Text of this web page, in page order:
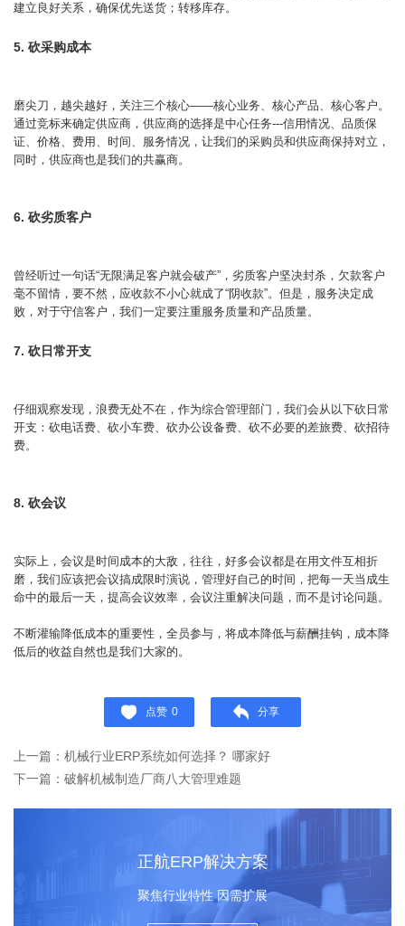
建立良好关系，确保优先送货；转移库存。
5. 砍采购成本
磨尖刀，越尖越好，关注三个核心——核心业务、核心产品、核心客户。
通过竞标来确定供应商，供应商的选择是中心任务---信用情况、品质保
证、价格、费用、时间、服务情况，让我们的采购员和供应商保持对立，
同时，供应商也是我们的共赢商。
6. 砍劣质客户
曾经听过一句话“无限满足客户就会破产”，劣质客户坚决封杀，欠款客户
毫不留情，要不然，应收款不小心就成了“阴收款”。但是，服务决定成
败，对于守信客户，我们一定要注重服务质量和产品质量。
7. 砍日常开支
仔细观察发现，浪费无处不在，作为综合管理部门，我们会从以下砍日常
开支：砍电话费、砍小车费、砍办公设备费、砍不必要的差旅费、砍招待
费。
8. 砍会议
实际上，会议是时间成本的大敌，往往，好多会议都是在用文件互相折
磨，我们应该把会议搞成限时演说，管理好自己的时间，把每一天当成生
命中的最后一天，提高会议效率，会议注重解决问题，而不是讨论问题。
不断灌输降低成本的重要性，全员参与，将成本降低与薪酬挂钩，成本降
低后的收益自然也是我们大家的。
点赞 0 分享
上一篇：机械行业ERP系统如何选择？ 哪家好
下一篇：破解机械制造厂商八大管理难题
正航ERP解决方案
聚焦行业特性 因需扩展